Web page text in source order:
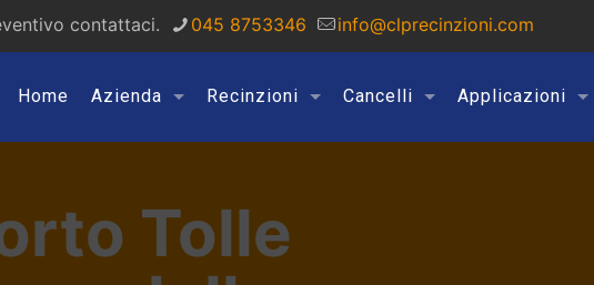
contattaci. 045 8753346 info@clprecinzioni.com
Home Azienda Recinzioni Cancelli Applicazioni
Tolle